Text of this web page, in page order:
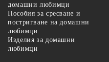
домашни любимци
Пособия за сресване и
постригване на домашни
любимци
Изделия за домашни
любимци